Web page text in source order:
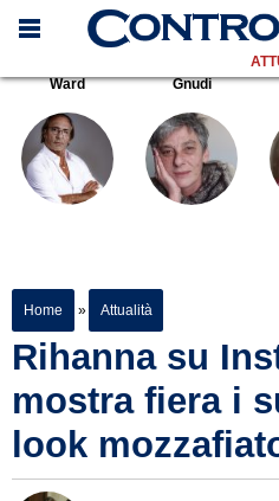
Ward
Gnudi
Home » Attualità
Rihanna su
mostra fiera i
look